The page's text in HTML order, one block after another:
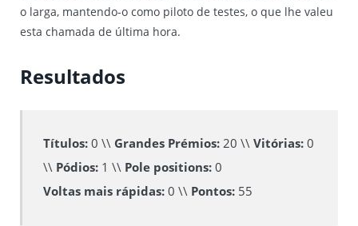
o larga, mantendo-o como piloto de testes, o que lhe valeu
esta chamada de última hora.
Resultados
Títulos:0 \\ Grandes Prémios:20 \\ Vitórias:0
\\ Pódios:1 \\ Pole positions:0
Voltas mais rápidas:0 \\ Pontos:55